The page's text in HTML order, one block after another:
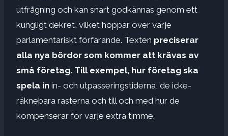
utfrågning och kan snart godkännas genom ett
kungligt dekret, vilket hoppar över varje
parlamentariskt förfarande. Texten preciserar
alla nya bördor som kommer att krävas av
små företag. Till exempel, hur företag ska
spela in in- och utpasseringstiderna, de icke-
räknebara rasterna och till och med hur de
kompenserar för varje extra timme.